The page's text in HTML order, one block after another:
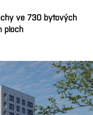
ve 730 bytových
ploch